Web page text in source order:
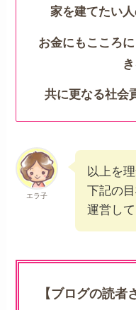
家を建てたい
お金にもこころ
共に更なる社会
エラ子
以上を
下記の
運営し
【ブログの読者